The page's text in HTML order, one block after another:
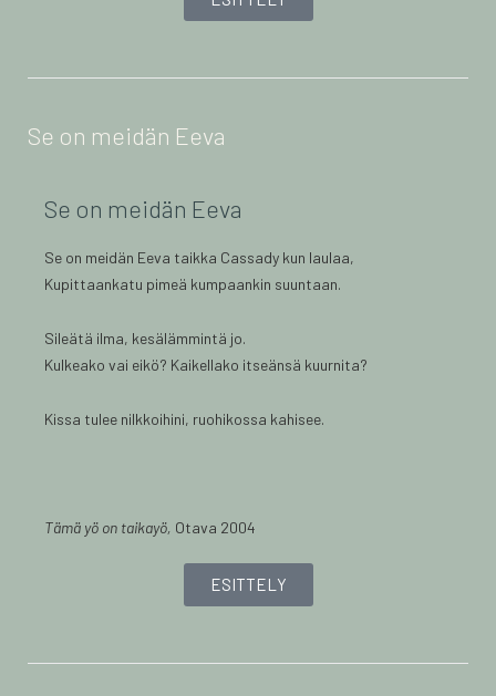
Se on meidän Eeva
Se on meidän Eeva
Se on meidän Eeva taikka Cassady kun laulaa,
Kupittaankatu pimeä kumpaankin suuntaan.
Sileätä ilma, kesälämmintä jo.
Kulkeako vai eikö? Kaikellako itseänsä kuurnita?
Kissa tulee nilkkoihini, ruohikossa kahisee.
Tämä yö on taikayö, Otava 2004
ESITTELY